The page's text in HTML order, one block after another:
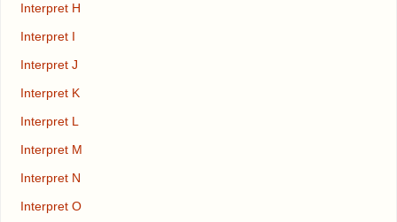
Interpret H
Interpret I
Interpret J
Interpret K
Interpret L
Interpret M
Interpret N
Interpret O